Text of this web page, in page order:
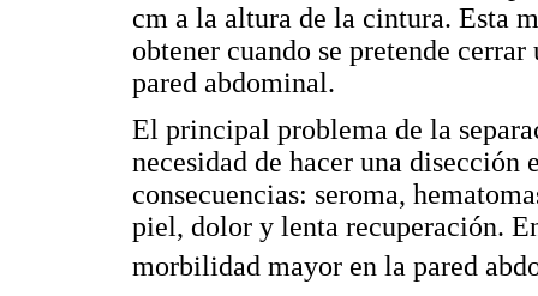
cm a la altura de la cintura. Esta
obtener cuando se pretende
pared abdominal.
El principal problema de la
necesidad de hacer una disección
consecuencias: seroma,
piel, dolor y lenta recuperación.
morbilidad mayor en la pared